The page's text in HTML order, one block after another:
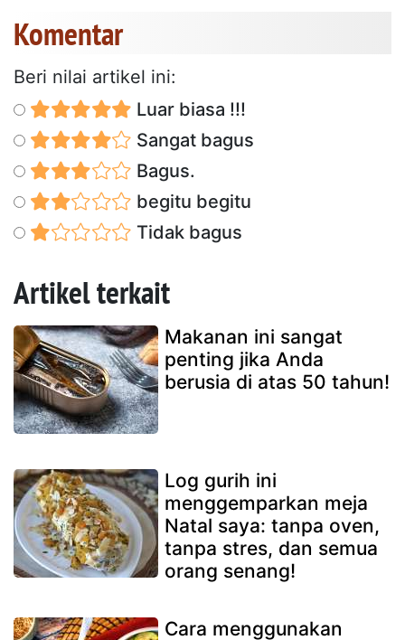
Komentar
Beri nilai artikel ini:
Luar biasa !!!
Sangat bagus
Bagus.
begitu begitu
Tidak bagus
Artikel terkait
Makanan ini sangat
penting jika Anda
berusia di atas 50 tahun!
Log gurih ini
menggemparkan meja
Natal saya: tanpa oven,
tanpa stres, dan semua
orang senang!
Cara menggunakan